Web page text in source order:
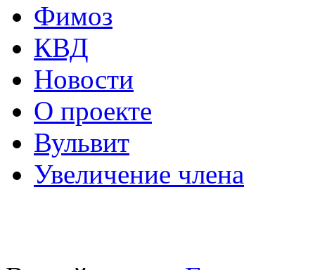
Фимоз
КВД
Новости
О проекте
Вульвит
Увеличение члена